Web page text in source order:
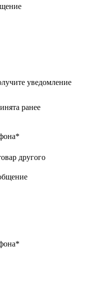
уведомление
ранее
другого